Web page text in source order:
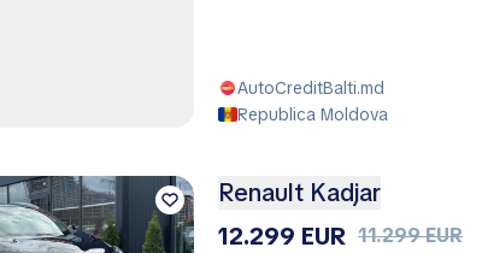
AutoCreditBalti.md
Republica Moldova
Renault Kadjar
12.299 EUR 11.299 EUR